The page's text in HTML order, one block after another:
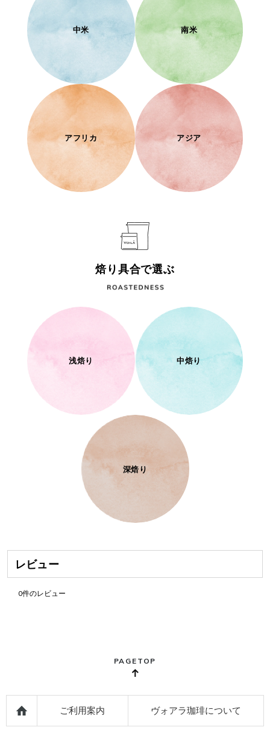
中米 南米
アフリカ アジア
焙り具合で選ぶ
浅焙り 中焙り
深焙り
レビュー
0件のレビュー
PAGETOP
ご利用案内 ヴォアラ珈琲について